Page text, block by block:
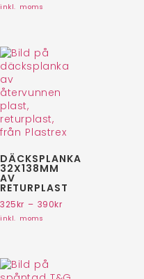
inkl. moms
DÄCKSPLANKA
32X138MM
AV
RETURPLAST
325kr – 390kr
inkl. moms